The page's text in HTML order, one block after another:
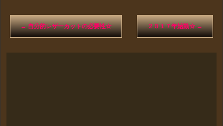
←自分的レザーカットの必要性☆ ２０１７年始動☆→